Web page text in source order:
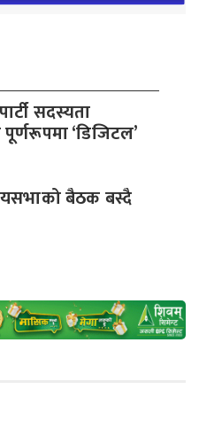
सदस्यता
‘डिजिटल’
बैठक बस्दै